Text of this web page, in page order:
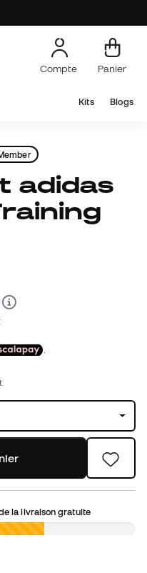
Compte Panier
Kits Blogs
la livraison gratuite